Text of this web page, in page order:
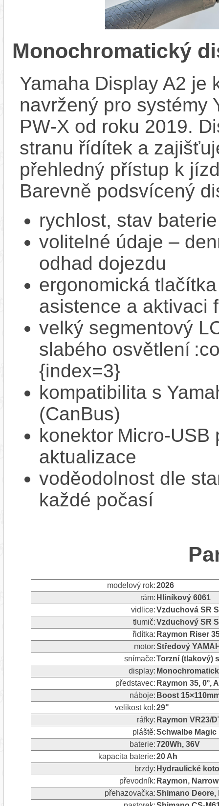
Monochromatický
Yamaha Display A2 je
navržený pro systémy
PW‑X od roku 2019.
stranu řídítek a
přehledný přístup k
Barevně podsvícený
rychlost, stav
volitelné údaje –
odhad dojezdu
ergonomická
asistence a aktivaci
velký segmentový
slabého osvětlení
{index=3}
kompatibilita s
(CanBus)
konektor
aktualizace
voděodolnost dle
každé počasí
modelový rok:2026
rám: Hliníkový 6061
vidlice:Vzduchová SR
tlumič:Vzduchový SR
řidítka: Raymon Riser
motor:Středový
snímače:Torzní (tlakový)
display:
představec: Raymon 35, 0°,
náboje: Boost
velikost kol:29"
ráfky: Raymon VR23/
pláště:Schwalbe Magic
baterie:720Wh, 36V
kapacita baterie:20 Ah
brzdy: Hydraulické
převodník: Raymon,
přehazovačka:Shimano Deore,